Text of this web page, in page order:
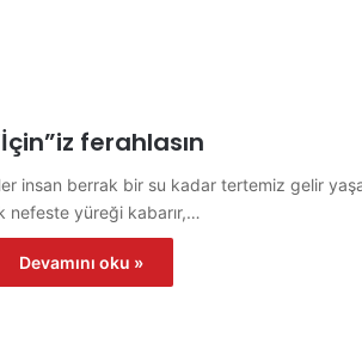
ferahlasın
insan berrak bir su kadar tertemiz gelir
nefeste yüreği kabarır,…
Devamını oku »